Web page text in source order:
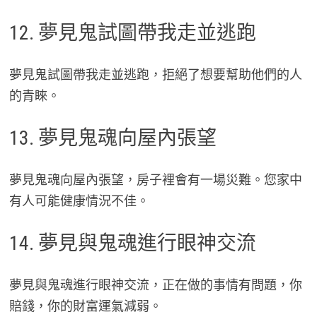
12. 夢見鬼試圖帶我走並逃跑
夢見鬼試圖帶我走並逃跑，拒絕了想要幫助他們的人
的青睞。
13. 夢見鬼魂向屋內張望
夢見鬼魂向屋內張望，房子裡會有一場災難。您家中
有人可能健康情況不佳。
14. 夢見與鬼魂進行眼神交流
夢見與鬼魂進行眼神交流，正在做的事情有問題，你
賠錢，你的財富運氣減弱。